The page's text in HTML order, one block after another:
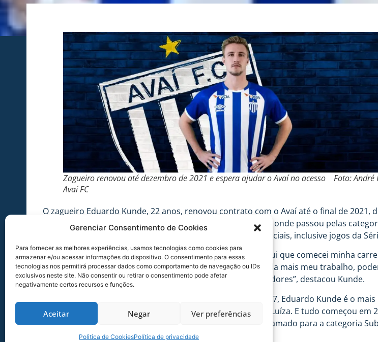
Gerenciar Consentimento de Cookies
Para fornecer as melhores experiências, usamos tecnologias como cookies para
armazenar e/ou acessar informações do dispositivo. O consentimento para essas
tecnologias nos permitirá processar dados como comportamento de navegação ou IDs
exclusivos neste site. Não consentir ou retirar o consentimento pode afetar
negativamente certos recursos e funções.
Aceitar Negar Ver preferências
Politica de CookiesPolítica de privacidade
Zagueiro renovou até dezembro de 2021 e espera ajudar o Avaí no acesso Foto: André
Avaí FC
O zagueiro Eduardo Kunde, 22 anos, renovou contrato com o Avaí até o final de
em dezembro deste ano. O atleta está no clube desde 2014, onde passou pelas
Geninho. De lá para cá já defendeu o Avaí em 24 partidas oficiais, inclusive jogos da
“Estou feliz com esta renovação. O Avaí é minha casa, foi aqui que comecei minha
essa renovação como uma oportunidade para mostrar ainda mais meu trabalho,
e tenho certeza de que posso dar muitas alegrias aos torcedores”, destacou Kunde.
Gaúcho de Montenegro, nascido em 17 de setembro de 1997, Eduardo Kunde é o
seus principais incentivados ao lado das irmãs Ana Laura e Luíza. E tudo começou
campeão. Os avaliadores do Avaí estavam presentes. Foi chamado para a categoria
categoria.